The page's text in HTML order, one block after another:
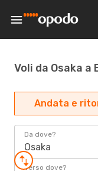
Voli da Osaka
Andata e
Da dove?
Osaka
Verso dove?